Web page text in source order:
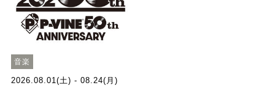
音楽
2026.08.01(土) - 08.24(月)